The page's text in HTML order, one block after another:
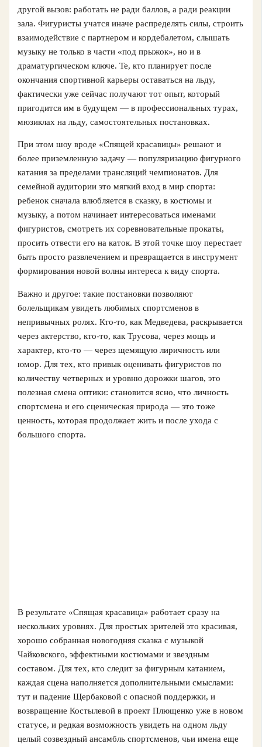
другой вызов: работать не ради баллов, а ради реакции
зала. Фигуристы учатся иначе распределять силы, строить
взаимодействие с партнером и кордебалетом, слышать
музыку не только в части «под прыжок», но и в
драматургическом ключе. Те, кто планирует после
окончания спортивной карьеры оставаться на льду,
фактически уже сейчас получают тот опыт, который
пригодится им в будущем — в профессиональных турах,
мюзиклах на льду, самостоятельных постановках.
При этом шоу вроде «Спящей красавицы» решают и
более приземленную задачу — популяризацию фигурного
катания за пределами трансляций чемпионатов. Для
семейной аудитории это мягкий вход в мир спорта:
ребенок сначала влюбляется в сказку, в костюмы и
музыку, а потом начинает интересоваться именами
фигуристов, смотреть их соревновательные прокаты,
просить отвести его на каток. В этой точке шоу перестает
быть просто развлечением и превращается в инструмент
формирования новой волны интереса к виду спорта.
Важно и другое: такие постановки позволяют
болельщикам увидеть любимых спортсменов в
непривычных ролях. Кто-то, как Медведева, раскрывается
через актерство, кто-то, как Трусова, через мощь и
характер, кто-то — через щемящую лиричность или
юмор. Для тех, кто привык оценивать фигуристов по
количеству четверных и уровню дорожки шагов, это
полезная смена оптики: становится ясно, что личность
спортсмена и его сценическая природа — это тоже
ценность, которая продолжает жить и после ухода с
большого спорта.
В результате «Спящая красавица» работает сразу на
нескольких уровнях. Для простых зрителей это красивая,
хорошо собранная новогодняя сказка с музыкой
Чайковского, эффектными костюмами и звездным
составом. Для тех, кто следит за фигурным катанием,
каждая сцена наполняется дополнительными смыслами:
тут и падение Щербаковой с опасной поддержки, и
возвращение Костылевой в проект Плющенко уже в новом
статусе, и редкая возможность увидеть на одном льду
целый созвездный ансамбль спортсменов, чьи имена еще